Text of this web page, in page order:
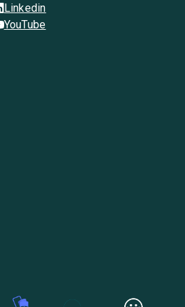
Linkedin
YouTube